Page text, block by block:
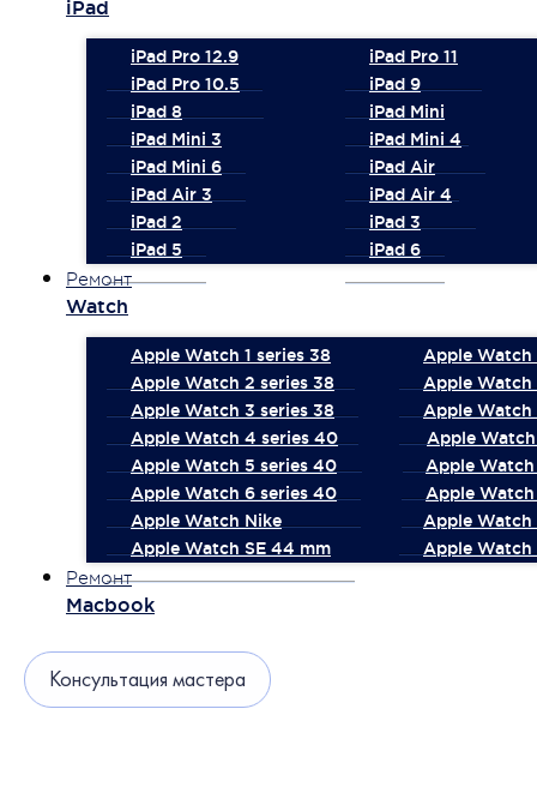
iPad
iPad Pro 12.9
iPad Pro 11
iPad Pro 10.5
iPad 9
iPad 8
iPad Mini
iPad Mini 3
iPad Mini 4
iPad Mini 6
iPad Air
iPad Air 3
iPad Air 4
iPad 2
iPad 3
iPad 5
iPad 6
Ремонт
Watch
Apple Watch 1 series 38
Apple Watch
Apple Watch 2 series 38
Apple Watch
Apple Watch 3 series 38
Apple Watch
Apple Watch 4 series 40
Apple
Apple Watch 5 series 40
Apple
Apple Watch 6 series 40
Apple
Apple Watch Nike
Apple Watch
Apple Watch SE 44 mm
Apple Watch
Ремонт
Macbook
Консультация мастера